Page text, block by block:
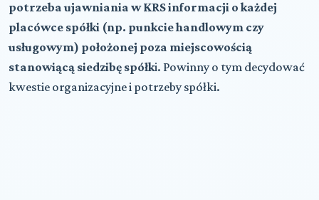
potrzeba ujawniania w KRS informacji o każdej
placówce spółki (np. punkcie handlowym czy
usługowym) położonej poza miejscowością
stanowiącą siedzibę spółki. Powinny o tym decydować
kwestie organizacyjne i potrzeby spółki.